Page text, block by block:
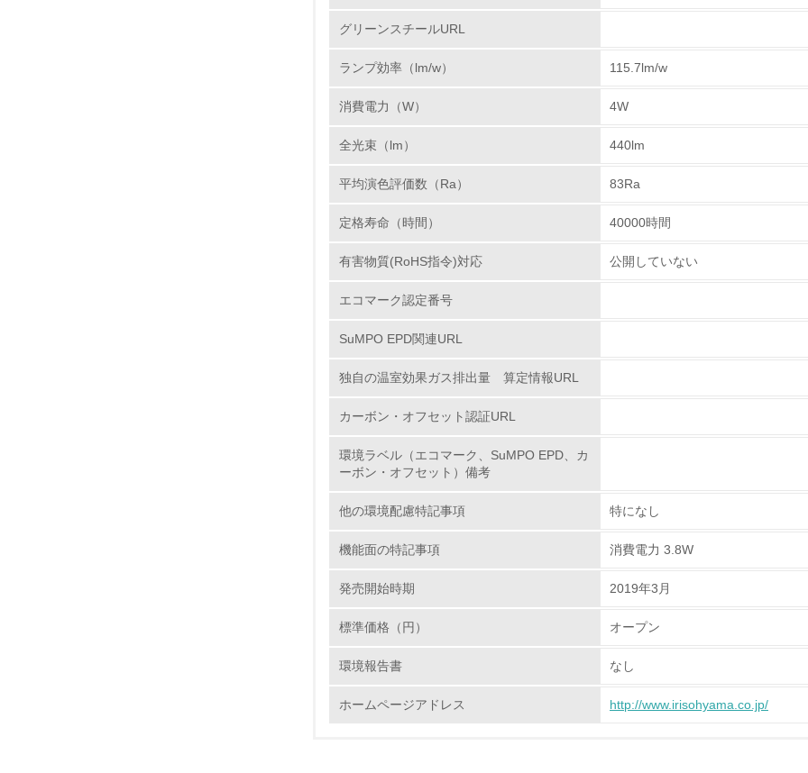
5. 環境取り組み体制と成果を定期的に検証して次の活動に活かして
6. 従業員が環境方針に基づいて自分の業務の中で行うべき環境対
7.
環境活動に関する規格やプログラムを導入している
2.環境への取り組み
No.
9. <L1> 資源（投入原料、水等）とエネルギー（電力、重油、ガ
10. <L2> 資源とエネルギーの使用量の把握をし、具体的な削減目標
環境配慮型製品・サービスの
グリーンスチールURL
ランプ効率（lm/w） 115.7lm/w
消費電力（W） 4W
全光束（lm） 440lm
平均演色評価数（Ra） 83Ra
定格寿命（時間） 40000時間
有害物質(RoHS指令)対応 公開していない
エコマーク認定番号
SuMPO EPD関連URL
独自の温室効果ガス排出量 算定情報URL
カーボン・オフセット認証URL
環境ラベル（エコマーク、SuMPO EPD、カ
ーボン・オフセット）備考
他の環境配慮特記事項 特になし
機能面の特記事項 消費電力 3.8W
発売開始時期 2019年3月
標準価格（円） オープン
環境報告書 なし
ホームページアドレス http://www.irisohyama.co.jp/